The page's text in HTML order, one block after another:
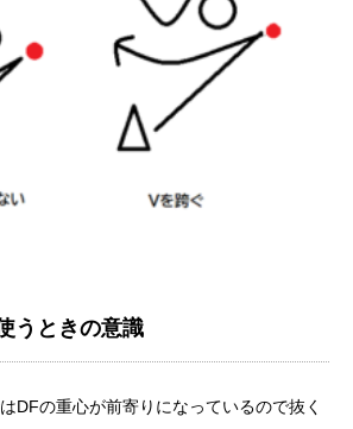
うときの意識
DFの重心が前寄りになっているので抜く